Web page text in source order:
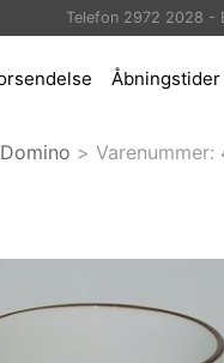
Telefon 2972 2028 -
Åbningstider
Domino > Varenummer: